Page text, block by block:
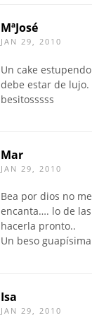
MªJosé
JAN 29, 2010
Un cake
debe estar de lujo.
besitosssss
Mar
JAN 29, 2010
Bea por dios no
encanta…. lo de
hacerla pronto..
Un beso
Isa
JAN 29, 2010